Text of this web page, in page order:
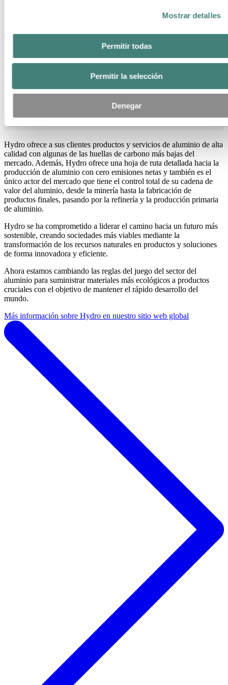
Mostrar detalles
Permitir todas
Permitir la selección
Denegar
negocios, Hydro está presente en una amplia gama de segmentos del
mercado del aluminio, energía, reciclaje de metales, energías
renovables y baterías, aportando infinidad de conocimientos y
competencias.
40
Hydro ofrece a sus clientes productos y servicios de aluminio de alta
calidad con algunas de las huellas de carbono más bajas del
mercado. Además, Hydro ofrece una hoja de ruta detallada hacia la
producción de aluminio con cero emisiones netas y también es el
único actor del mercado que tiene el control total de su cadena de
valor del aluminio, desde la minería hasta la fabricación de
productos finales, pasando por la refinería y la producción primaria
de aluminio.
Hydro se ha comprometido a liderar el camino hacia un futuro más
sostenible, creando sociedades más viables mediante la
transformación de los recursos naturales en productos y soluciones
de forma innovadora y eficiente.
Ahora estamos cambiando las reglas del juego del sector del
aluminio para suministrar materiales más ecológicos a productos
cruciales con el objetivo de mantener el rápido desarrollo del
mundo.
Más información sobre Hydro en nuestro sitio web global